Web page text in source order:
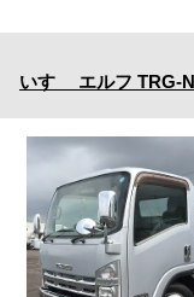
いすゞ エルフ TRG-